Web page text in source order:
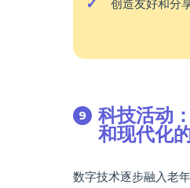
创造友好和分
科技活动
和现代化
数字技术逐步融入老